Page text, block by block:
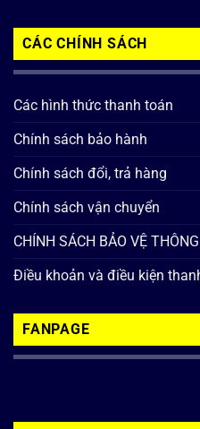
CÁC CHÍNH SÁCH
Các hình thức thanh toán
Chính sách bảo hành
Chính sách đổi, trả hàng
Chính sách vận chuyển
CHÍNH SÁCH BẢO VỆ
Điều khoản và điều kiện
FANPAGE